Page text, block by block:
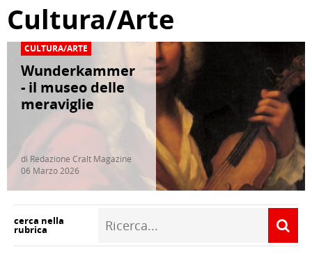
Cultura/Arte
CULTURA/ARTE
Wunderkammer
- il museo delle
meraviglie
di Redazione Cralt Magazine
06 Marzo 2026
cerca nella
rubrica